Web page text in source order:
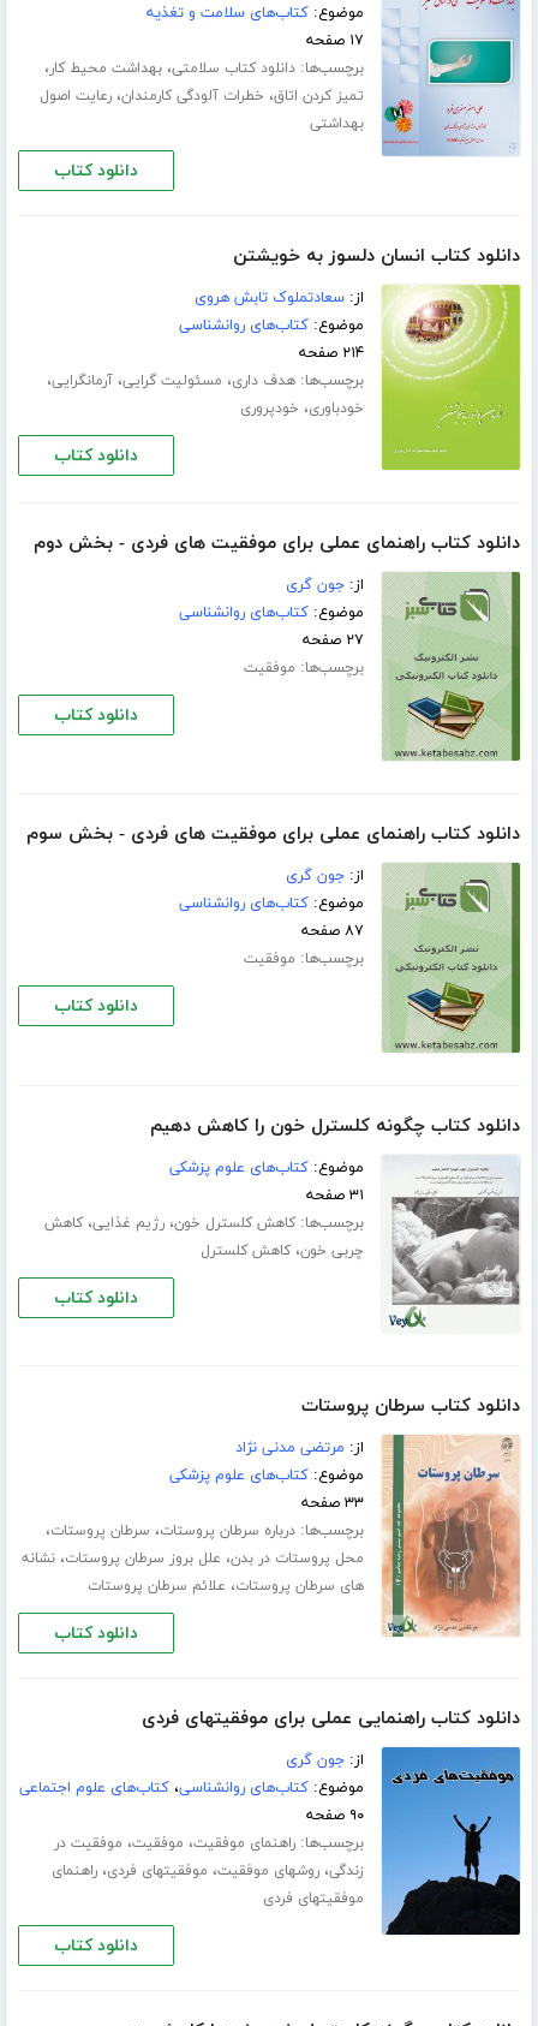
موضوع:کتاب‌های سلامت و تغذیه
۱۷ صفحه
برچسب‌ها:دانلود کتاب سلامتی،بهداشت محیط کار،
تمیز کردن اتاق، خطرات آلودگی کارمندان،رعایت اصول
بهداشتی
دانلود کتاب
دانلود کتاب انسان دلسوز به خویشتن
از:سعادتملوک تابش هروی
موضوع:کتاب‌های روانشناسی
۲۱۴ صفحه
برچسب‌ها:هدف داری، مسئولیت گرایی،آرمانگرایی،
خودباوری، خودپروری
دانلود کتاب
دانلود کتاب راهنمای عملی برای موفقیت های فردی - بخش دوم
از:جون گری
موضوع:کتاب‌های روانشناسی
۲۷ صفحه
برچسب‌ها: موفقیت
دانلود کتاب
دانلود کتاب راهنمای عملی برای موفقیت های فردی - بخش سوم
از:جون گری
موضوع:کتاب‌های روانشناسی
۸۷ صفحه
برچسب‌ها: موفقیت
دانلود کتاب
دانلود کتاب چگونه کلسترل خون را کاهش دهیم
موضوع:کتاب‌های علوم پزشکی
۳۱ صفحه
برچسب‌ها:کاهش کلسترل خون،رژیم غذایی،کاهش
چربی خون،کاهش کلسترل
دانلود کتاب
دانلود کتاب سرطان پروستات
از: مرتضی مدنی نژاد
موضوع:کتاب‌های علوم پزشکی
۳۳ صفحه
برچسب‌ها:درباره سرطان پروستات، سرطان پروستات،
محل پروستات در بدن، علل بروز سرطان پروستات،نشانه
های سرطان پروستات، علائم سرطان پروستات
دانلود کتاب
دانلود کتاب راهنمایی عملی برای موفقیتهای فردی
از:جون گری
موضوع:کتاب‌های روانشناسی،کتاب‌های علوم اجتماعی
۹۰ صفحه
برچسب‌ها:راهنمای موفقیت، موفقیت، موفقیت در
زندگی،روشهای موفقیت، موفقیتهای فردی،راهنمای
موفقیتهای فردی
دانلود کتاب